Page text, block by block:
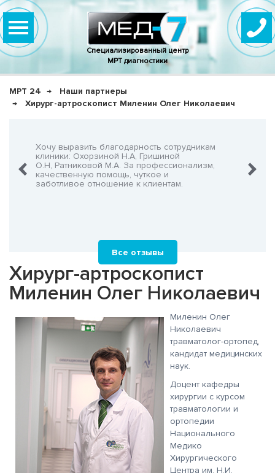
Специализированный центр
МРТ диагностики
МРТ 24
Наши партнеры
Хирург-артроскопист Миленин Олег Николаевич
Хочу выразить благодарность сотрудникам
клиники: Охорзиной Н.А, Гришиной
О.Н, Ратниковой М.А. За профессионализм,
качественную помощь, чуткое и
заботливое отношение к клиентам.
Все отзывы
Хирург-артроскопист
Миленин Олег Николаевич
Миленин Олег
Николаевич
травматолог-ортопед,
кандидат медицинских
наук.
Доцент кафедры
хирургии с курсом
травматологии и
ортопедии
Национального
Медико
Хирургического
Центра им. Н.И.